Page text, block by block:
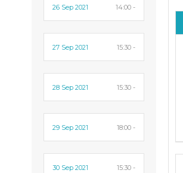
26 Sep 2021 14:00 -
27 Sep 2021 15:30 -
28 Sep 2021 15:30 -
29 Sep 2021 18:00 -
30 Sep 2021 15:30 -